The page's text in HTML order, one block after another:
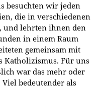
besuchten wir jeden
die in verschiedenen
und lehrten ihnen den
in einem Raum
gemeinsam mit
Katholizismus. Für uns
war das mehr oder
bedeutender als